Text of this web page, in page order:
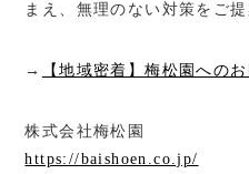
まえ、無理のない対策をご提
→ 【地域密着】梅松園への
株式会社梅松園
https://baishoen.co.jp/